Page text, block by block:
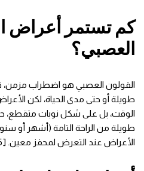
كم تستمر أعراض
العصبي؟
القولون العصبي هو اضطراب مزمن،
طويلة أو حتى مدى الحياة، لكن
الوقت، بل على شكل نوبات متقطع،
طويلة من الراحة التامة (أشهر أو
الأعراض عند التعرض لمحفز معين. [5]